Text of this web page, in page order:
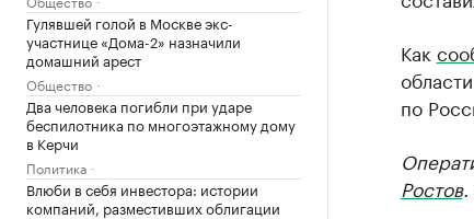
Гулявшей голой в Москве экс-
участнице «Дома-2» назначили
домашний арест
Общество
Два человека погибли при ударе
беспилотника по многоэтажному дому
в Керчи
Политика
Влюби в себя инвестора: истории
компаний, разместивших облигации
Как
по
Ростов.